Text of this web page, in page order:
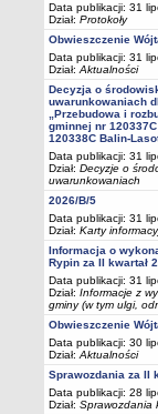
Data publikacji: 31
Dział: Protokoły
Obwieszczenie
Data publikacji: 31
Dział: Aktualności
Decyzja o
uwarunkowaniach
„Przebudowa i
gminnej nr
120338C Balin-
Data publikacji: 31
Dział: Decyzje o
uwarunkowaniach
2026/B/5
Data publikacji: 31
Dział: Karty
Informacja o
Rypin za II kwartał
Data publikacji: 31
Dział: Informacje z
gminy (w tym ulgi,
Obwieszczenie
Data publikacji: 30
Dział: Aktualności
Sprawozdania za II
Data publikacji: 28
Dział: Sprawozdania